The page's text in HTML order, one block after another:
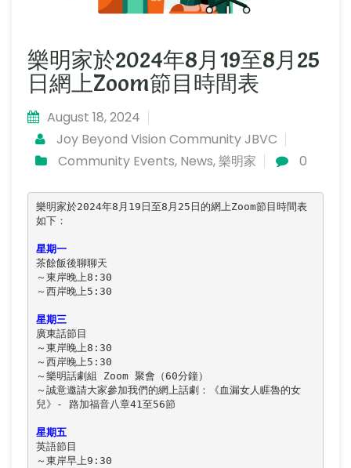
樂明家於2024年8月19至8月25
日網上Zoom節目時間表
August 18, 2024
Joy Beyond Vision Community JBVC
Community Events, News,樂明家 0
樂明家於2024年8月19日至8月25日的網上Zoom節目時間表
如下：
星期一
茶餘飯後聊聊天
～東岸晚上8:30
～西岸晚上5:30
星期三
廣東話節目
～東岸晚上8:30
～西岸晚上5:30
～樂明話劇組 Zoom 聚會（60分鐘）
～誠意邀請大家參加我們的網上話劇：《血漏女人睚魯的女
兒》- 路加福音八章41至56節
星期五
英語節目
～東岸早上9:30